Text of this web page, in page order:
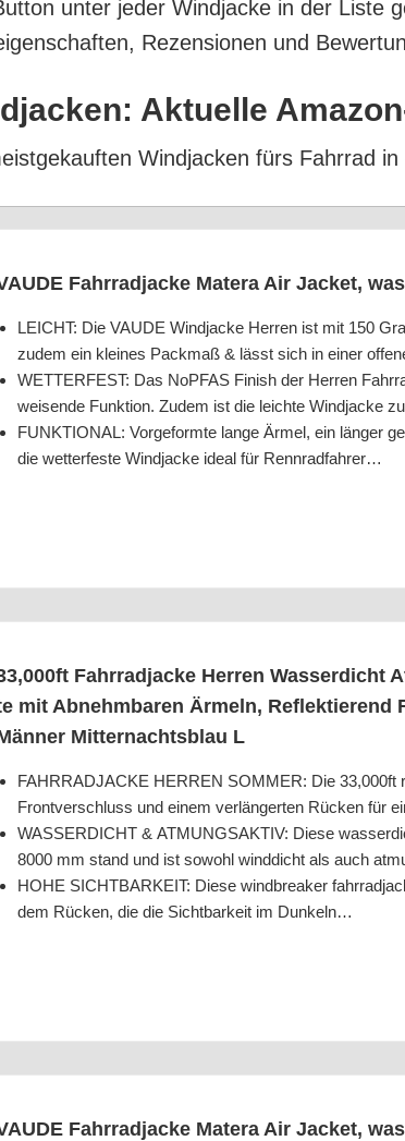
unter jeder Wind­ja­cke in der Lis­te
Rezen­sio­nen und
Aktu­el­le
Wind­ja­cken fürs Fahr­rad
Fahr­rad­ja­cke Mate­ra Air Jacket,
LEICHT: Die VAUDE Wind­ja­cke Her­ren ist mit 150
zudem ein klei­nes Pack­maß & lässt sich in einer
WETTERFEST: Das NoPF­AS Finish der Her­ren
wei­sen­de Funk­ti­on. Zudem ist die leich­te Wind­ja­cke
FUNKTIONAL: Vor­ge­form­te lan­ge Ärmel, ein län­ger
die wet­ter­fes­te Wind­ja­cke ide­al für Rennradfahrer…
Fahr­rad­ja­cke Her­ren Was­ser­dicht
mit Abnehm­ba­ren Ärmeln, Reflek­tie­rend
Mit­ter­nachts­blau L
FAHRRADJACKE HERREN SOMMER: Die
Front­ver­schluss und einem ver­län­ger­ten Rücken für
WASSERDICHT & ATMUNGSAKTIV: Die­se
8000 mm stand und ist sowohl wind­dicht als auch
HOHE SICHTBARKEIT: Die­se wind­brea­k­er
dem Rücken, die die Sicht­bar­keit im Dunkeln…
Fahr­rad­ja­cke Mate­ra Air Jacket,